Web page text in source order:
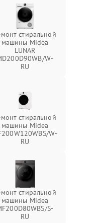
стиральной
машины Midea
LUNAR
W-
RU
стиральной
машины Midea
W-
RU
стиральной
машины Midea
S-
RU